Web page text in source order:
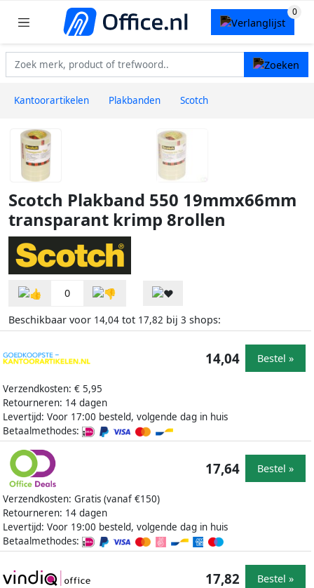
Kantoorartikelen Plakbanden Scotch
Scotch Plakband 550 19mmx66mm
transparant krimp 8rollen
0
Beschikbaar voor 14,04 tot 17,82 bij 3 shops:
Verzendkosten: € 5,95
Retourneren: 14 dagen
Levertijd: Voor 17:00 besteld, volgende dag in huis
Betaalmethodes:
14,04 Bestel »
Verzendkosten: Gratis (vanaf €150)
Retourneren: 14 dagen
Levertijd: Voor 19:00 besteld, volgende dag in huis
Betaalmethodes:
17,64 Bestel »
17,82 Bestel »